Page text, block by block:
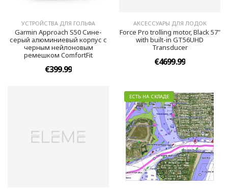
УСТРОЙСТВА ДЛЯ ГОЛЬФА
Garmin Approach S50 Сине-
серый алюминиевый корпус с
черным нейлоновым
ремешком ComfortFit
€399.99
АКСЕССУАРЫ ДЛЯ ЛОДОК
Force Pro trolling motor, Black 57"
with built-in GT56UHD
Transducer
€4699.99
ЕСТЬ НА СКЛАДЕ